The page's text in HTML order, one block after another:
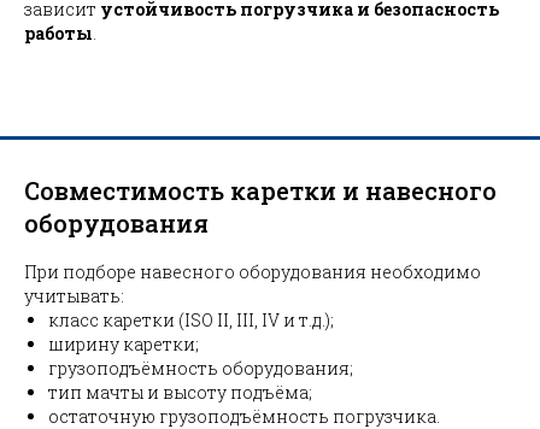
зависит устойчивость погрузчика и безопасность
работы.
Совместимость каретки и навесного
оборудования
При подборе навесного оборудования необходимо
учитывать:
класс каретки (ISO II, III, IV и т.д.);
ширину каретки;
грузоподъёмность оборудования;
тип мачты и высоту подъёма;
остаточную грузоподъёмность погрузчика.